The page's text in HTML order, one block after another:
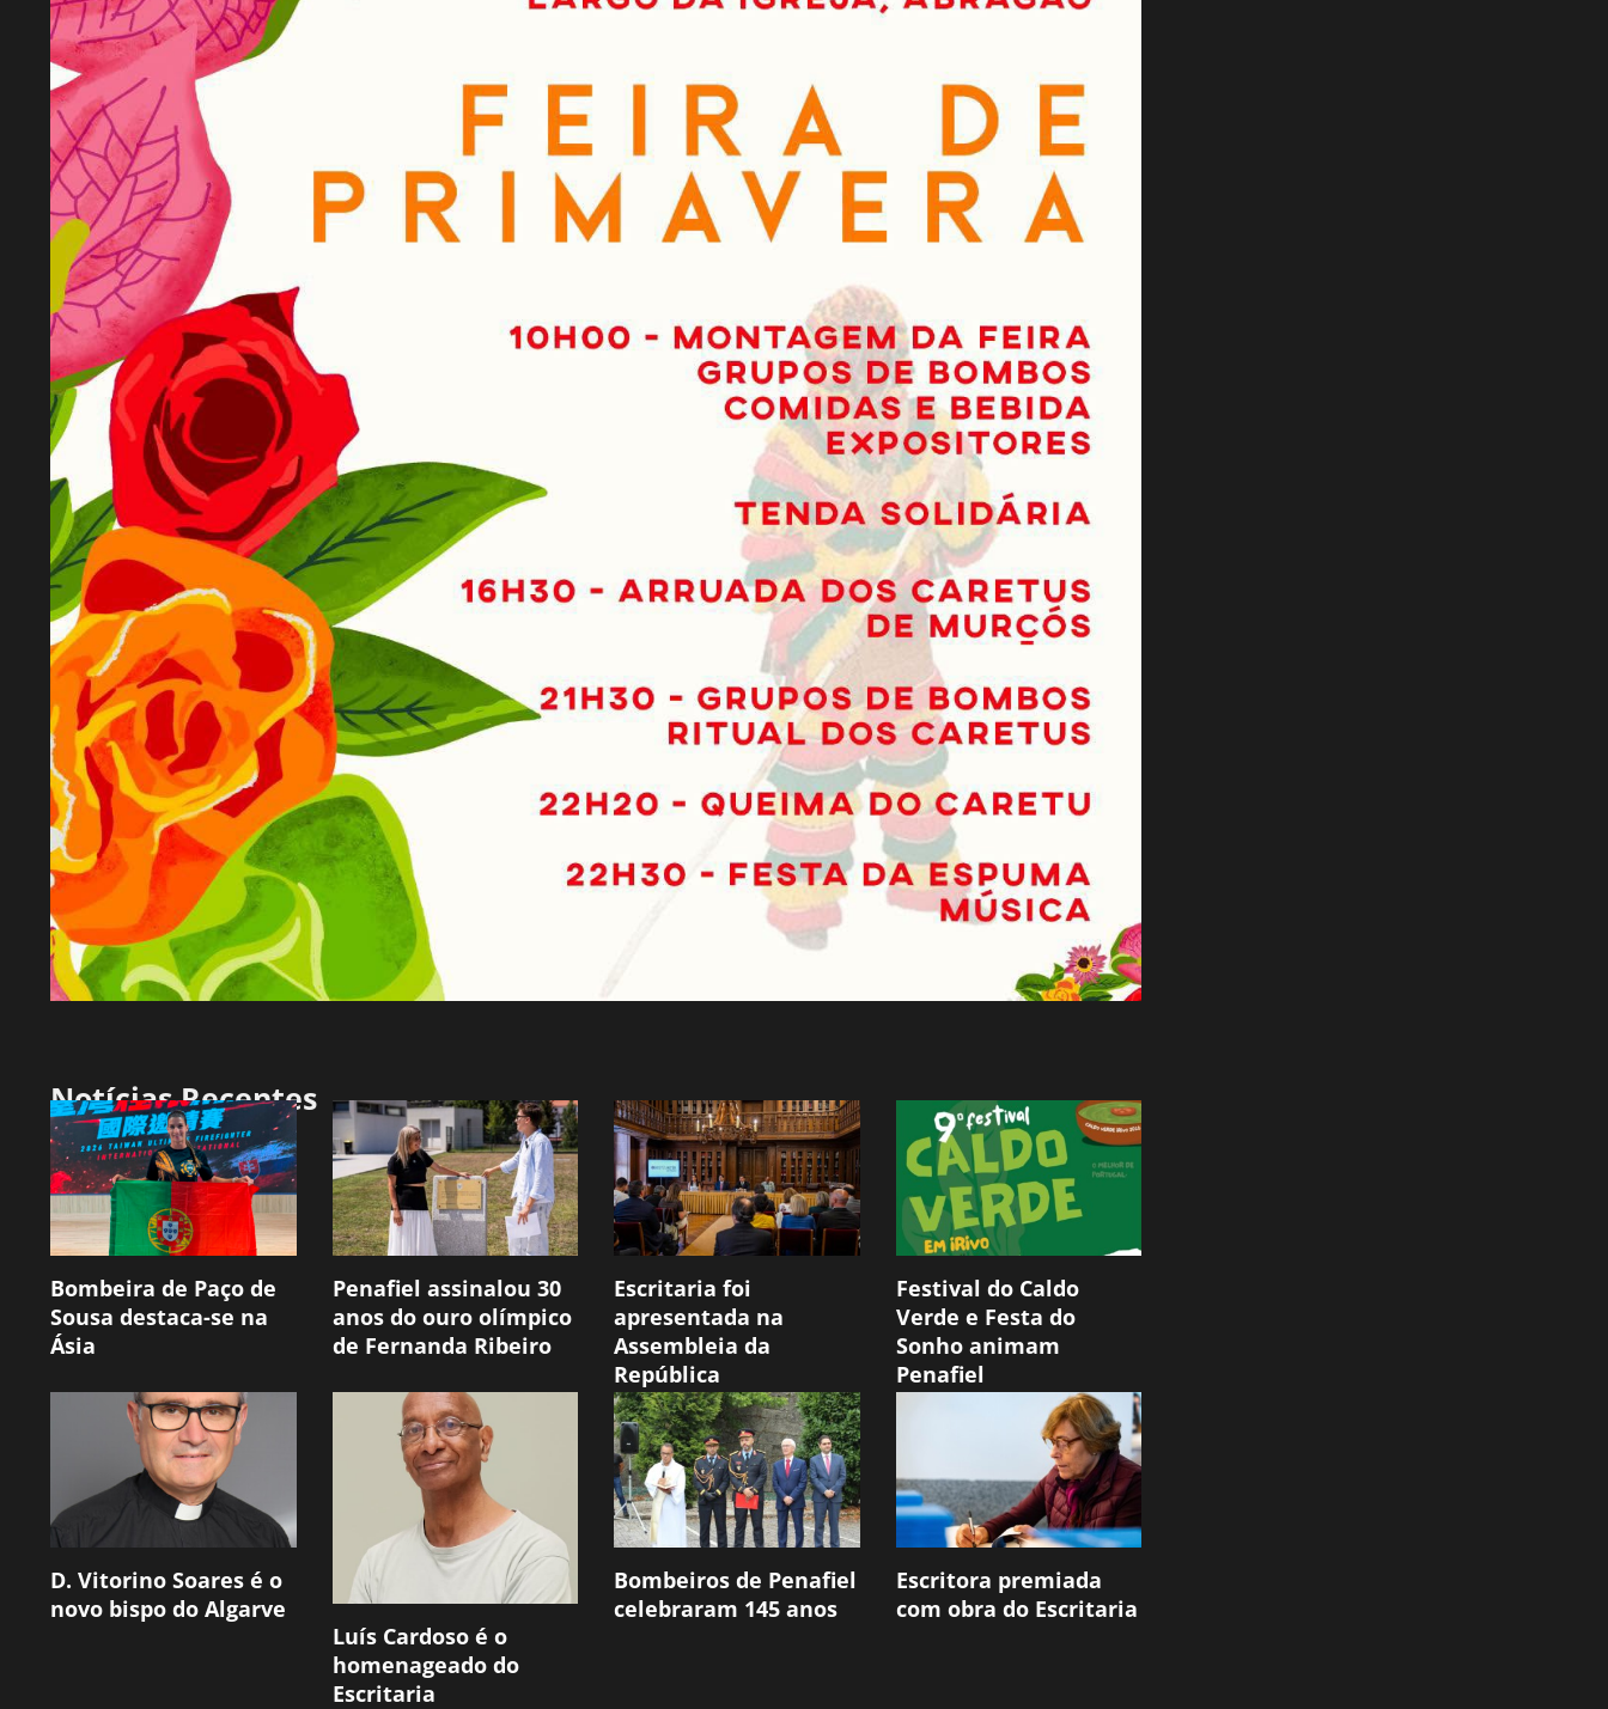
Notícias Recentes
Bombeira de Paço de
Sousa destaca-se na
Ásia
Penafiel assinalou 30
anos do ouro olímpico
de Fernanda Ribeiro
Escritaria foi
apresentada na
Assembleia da
República
Festival do Caldo
Verde e Festa do
Sonho animam
Penafiel
D. Vitorino Soares é o
novo bispo do Algarve
Luís Cardoso é o
homenageado do
Escritaria
Bombeiros de Penafiel
celebraram 145 anos
Escritora premiada
com obra do Escritaria